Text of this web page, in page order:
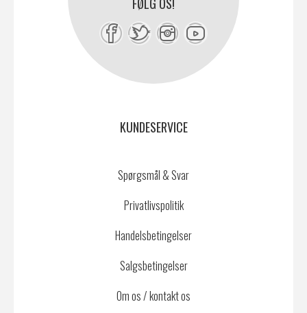
FØLG OS!
KUNDESERVICE
Spørgsmål & Svar
Privatlivspolitik
Handelsbetingelser
Salgsbetingelser
Om os / kontakt os